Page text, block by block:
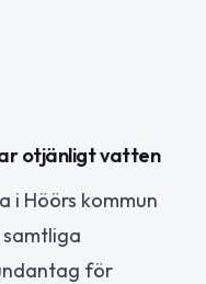
otjänligt vatten
i Höörs kommun
för